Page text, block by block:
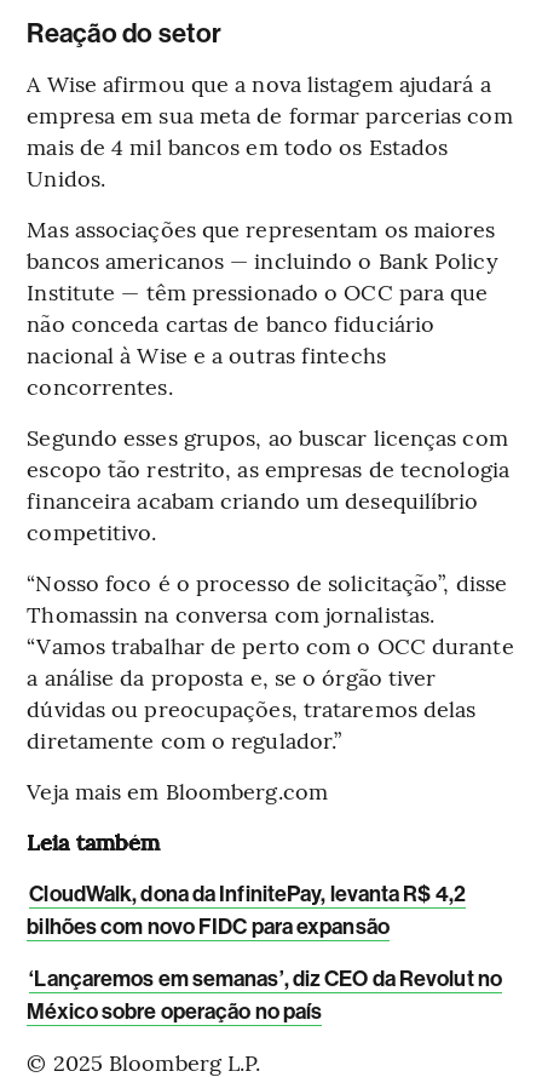
Reação do setor
A Wise afirmou que a nova listagem ajudará a
empresa em sua meta de formar parcerias com
mais de 4 mil bancos em todo os Estados
Unidos.
Mas associações que representam os maiores
bancos americanos — incluindo o Bank Policy
Institute — têm pressionado o OCC para que
não conceda cartas de banco fiduciário
nacional à Wise e a outras fintechs
concorrentes.
Segundo esses grupos, ao buscar licenças com
escopo tão restrito, as empresas de tecnologia
financeira acabam criando um desequilíbrio
competitivo.
“Nosso foco é o processo de solicitação”, disse
Thomassin na conversa com jornalistas.
“Vamos trabalhar de perto com o OCC durante
a análise da proposta e, se o órgão tiver
dúvidas ou preocupações, trataremos delas
diretamente com o regulador.”
Veja mais em Bloomberg.com
Leia também
CloudWalk, dona da InfinitePay, levanta R$ 4,2
bilhões com novo FIDC para expansão
‘Lançaremos em semanas’, diz CEO da Revolut no
México sobre operação no país
© 2025 Bloomberg L.P.